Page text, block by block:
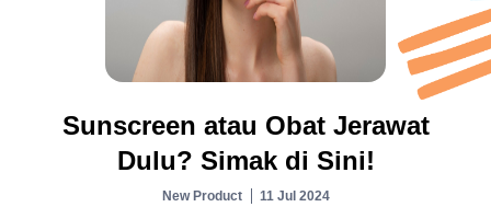
Acne 101
Our Story
Sunscreen atau Obat Jerawat
Dulu? Simak di Sini!
New Product 11 Jul 2024